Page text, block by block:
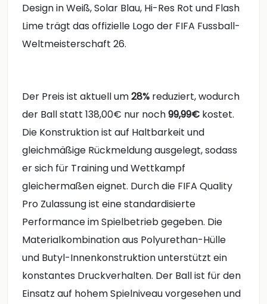
Design in Weiß, Solar Blau, Hi-Res Rot und Flash
Lime trägt das offizielle Logo der FIFA Fussball-
Weltmeisterschaft 26.
Der Preis ist aktuell um28% reduziert, wodurch
der Ball statt 138,00€ nur noch99,99€ kostet.
Die Konstruktion ist auf Haltbarkeit und
gleichmäßige Rückmeldung ausgelegt, sodass
er sich für Training und Wettkampf
gleichermaßen eignet. Durch die FIFA Quality
Pro Zulassung ist eine standardisierte
Performance im Spielbetrieb gegeben. Die
Materialkombination aus Polyurethan-Hülle
und Butyl-Innenkonstruktion unterstützt ein
konstantes Druckverhalten. Der Ball ist für den
Einsatz auf hohem Spielniveau vorgesehen und